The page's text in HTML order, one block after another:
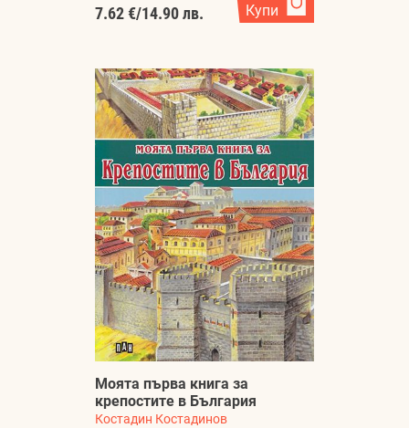
7.62 €/14.90 лв. Купи
Моята първа книга за
крепостите в България
Костадин Костадинов